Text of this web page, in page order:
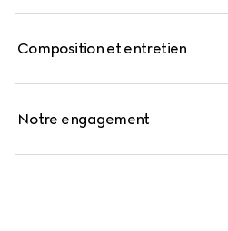
Composition et entretien
Notre engagement